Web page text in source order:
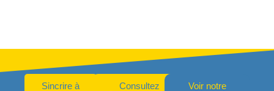
Sincrire à
Consultez
Voir notre